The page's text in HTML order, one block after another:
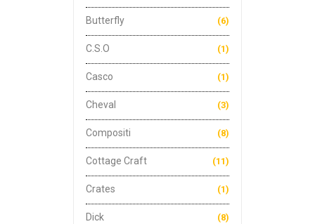
Butterfly (6)
C.S.O (1)
Casco (1)
Cheval (3)
Compositi (8)
Cottage Craft (11)
Crates (1)
Dick (8)